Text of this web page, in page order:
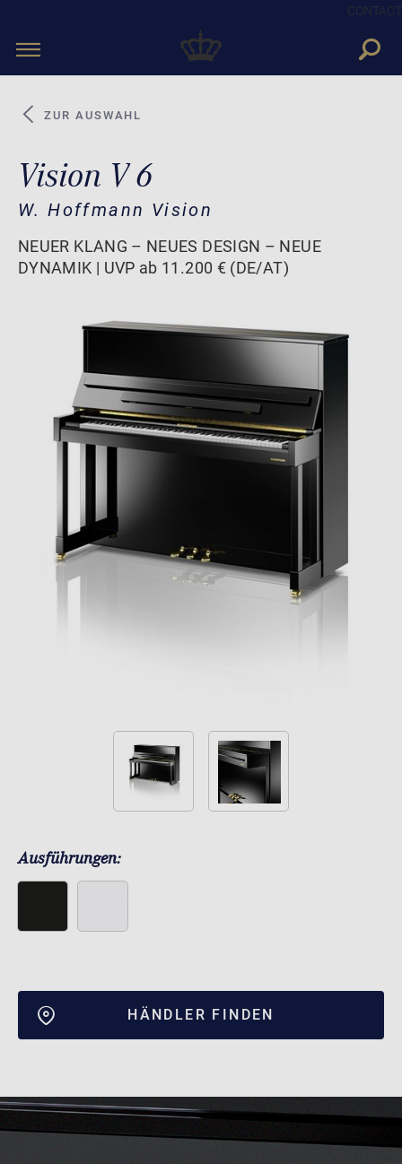
CONTACT
Toggle
ZUR AUSWAHL
Vision V 6
W. Hoffmann Vision
NEUER KLANG – NEUES DESIGN – NEUE
DYNAMIK | UVP ab 11.200 € (DE/AT)
Ausführungen:
HÄNDLER FINDEN